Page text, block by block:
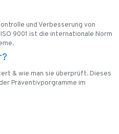
und Verbesserung von
9001 ist die internationale Norm
& wie man sie überprüft. Dieses
Präventivporgramme im